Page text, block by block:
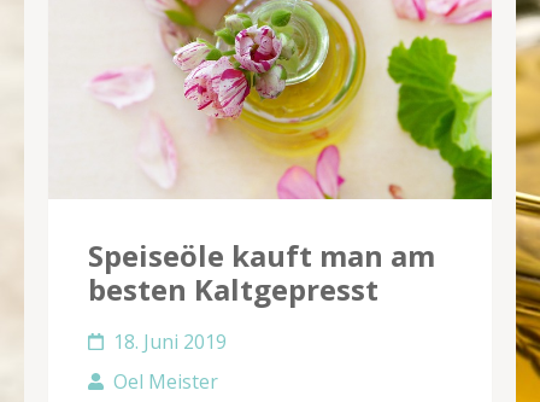
Speiseöle kauft man am
besten Kaltgepresst
18. Juni 2019
Oel Meister